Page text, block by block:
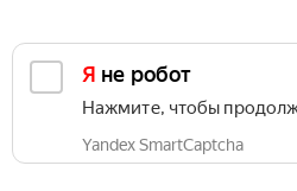
Я не робот
Нажмите, чтобы
Yandex SmartCaptcha